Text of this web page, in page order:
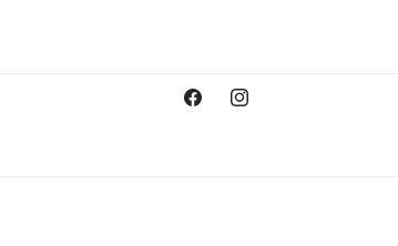
FacebookInstagram